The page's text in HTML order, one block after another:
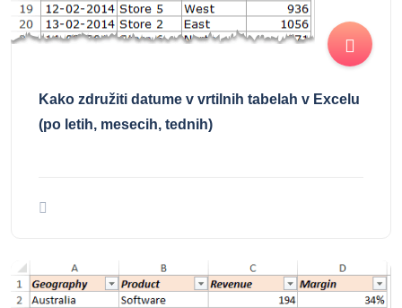
Kako združiti datume v vrtilnih tabelah v Excelu
(po letih, mesecih, tednih)